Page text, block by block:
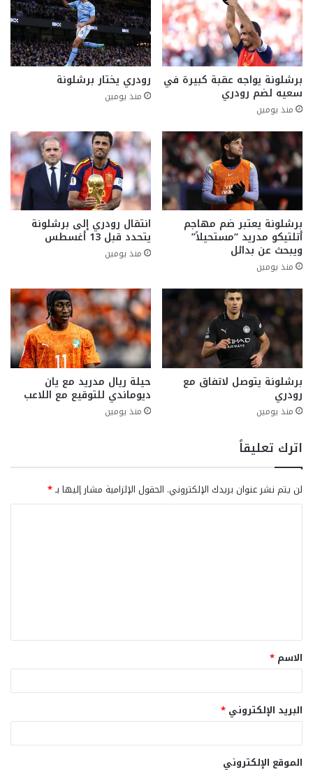
برشلونة يواجه عقبة كبيرة في
سعيه لضم رودري
منذ يومين
رودري يختار برشلونة
منذ يومين
برشلونة يعتبر ضم مهاجم
أتلتيكو مدريد “مستحيلاً”
ويبحث عن بدائل
منذ يومين
انتقال رودري إلى برشلونة
يتحدد قبل 13 أغسطس
منذ يومين
برشلونة يتوصل لاتفاق مع
رودري
منذ يومين
حيلة ريال مدريد مع يان
ديوماندي للتوقيع مع اللاعب
منذ يومين
اترك تعليقاً
لن يتم نشر عنوان بريدك الإلكتروني. الحقول الإلزامية مشار إليها بـ*
ق
*
الاسم *
البريد الإلكتروني *
الموقع الإلكتروني